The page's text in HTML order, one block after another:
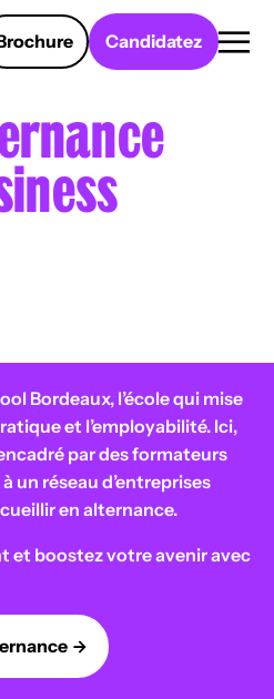
Candidatez
Bordeaux, l’école qui mise
et l’employabilité. Ici,
par des formateurs
un réseau d’entreprises
en alternance.
et boostez votre avenir avec